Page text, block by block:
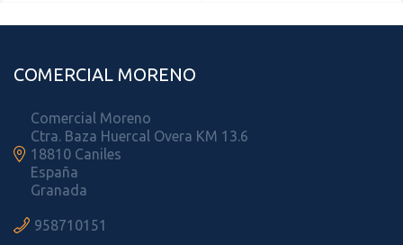
COMERCIAL MORENO

Comercial Moreno
Ctra. Baza Huercal Overa KM 13.6
18810 Caniles
España
Granada
 958710151